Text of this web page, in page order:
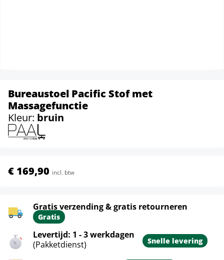
Bureaustoel Pacific Stof met
Massagefunctie
Kleur: bruin
€ 169,90 incl. btw
Gratis verzending & gratis retourneren
Gratis
Levertijd: 1 - 3 werkdagen
(Pakketdienst)
Snelle levering